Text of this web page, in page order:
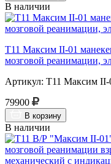
В наличии
Т11 Максим II-01
мозговой реанимации,
Артикул: Т11 Максим II-
79900
В корзину
В наличии